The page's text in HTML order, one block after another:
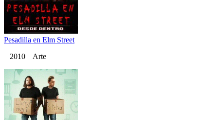
Pesadilla en Elm Street
2010 Arte